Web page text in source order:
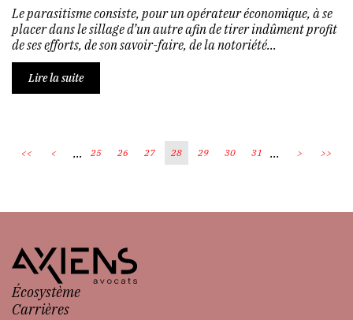
Le parasitisme consiste, pour un opérateur économique, à se
placer dans le sillage d’un autre afin de tirer indûment profit
de ses efforts, de son savoir-faire, de la notoriété...
Lire la suite
<< < ... 25 26 27 28 29 30 31 ... > >>
Écosystème
Carrières